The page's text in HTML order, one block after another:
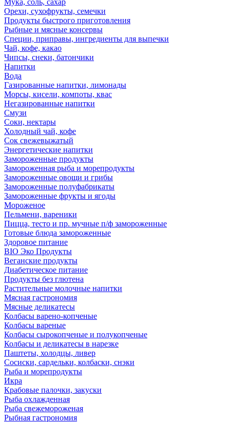
Мука, соль, сахар
Орехи, сухофрукты, семечки
Продукты быстрого приготовления
Рыбные и мясные консервы
Специи, приправы, ингредиенты для выпечки
Чай, кофе, какао
Чипсы, снеки, батончики
Напитки
Вода
Газированные напитки, лимонады
Морсы, кисели, компоты, квас
Негазированные напитки
Смузи
Соки, нектары
Холодный чай, кофе
Сок свежевыжатый
Энергетические напитки
Замороженные продукты
Замороженная рыба и морепродукты
Замороженные овощи и грибы
Замороженные полуфабрикаты
Замороженные фрукты и ягоды
Мороженое
Пельмени, вареники
Пицца, тесто и пр. мучные п/ф замороженные
Готовые блюда замороженные
Здоровое питание
BIO Эко Продукты
Веганские продукты
Диабетическое питание
Продукты без глютена
Растительные молочные напитки
Мясная гастрономия
Мясные деликатесы
Колбасы варено-копченые
Колбасы вареные
Колбасы сырокопченые и полукопченые
Колбасы и деликатесы в нарезке
Паштеты, холодцы, ливер
Сосиски, сардельки, колбаски, снэки
Рыба и морепродукты
Икра
Крабовые палочки, закуски
Рыба охлажденная
Рыба свежемороженая
Рыбная гастрономия